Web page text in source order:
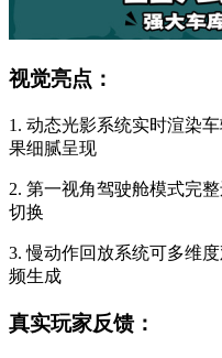
视觉亮点：
1. 动态光影系统实时渲染
果细腻呈现
2. 第一视角驾驶舱模式完
切换
3. 慢动作回放系统可多维
频生成
真实玩家反馈：